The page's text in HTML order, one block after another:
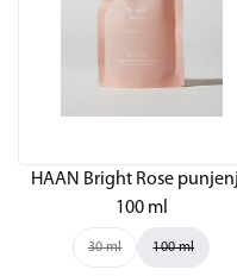
HAAN Bright Rose
100 ml
30 ml 100 ml